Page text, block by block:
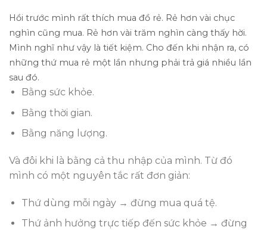
Hồi trước mình rất thích mua đồ rẻ. Rẻ hơn vài chục
nghìn cũng mua. Rẻ hơn vài trăm nghìn càng thấy hời.
Mình nghĩ như vậy là tiết kiệm. Cho đến khi nhận ra, có
những thứ mua rẻ một lần nhưng phải trả giá nhiều lần
sau đó.
Bằng sức khỏe.
Bằng thời gian.
Bằng năng lượng.
Và đôi khi là bằng cả thu nhập của mình. Từ đó
mình có một nguyên tắc rất đơn giản:
Thứ dùng mỗi ngày → đừng mua quá tệ.
Thứ ảnh hưởng trực tiếp đến sức khỏe → đừng